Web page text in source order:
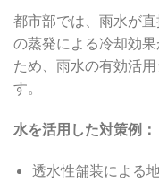
都市部では、雨水が
の蒸発による冷却効
ため、雨水の有効活
す。
水を活用した対策例：
透水性舗装による